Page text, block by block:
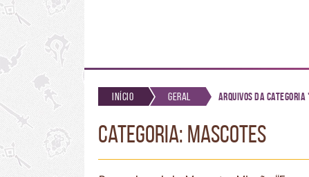
Início Geral Arquivos da
Categoria: Mascotes